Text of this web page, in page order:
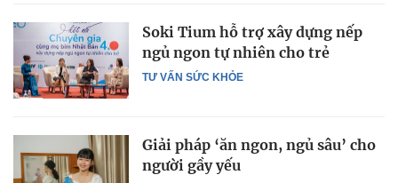
TƯ VẤN SỨC KHỎE
Soki Tium hỗ trợ xây dựng nếp
ngủ ngon tự nhiên cho trẻ
Giải pháp ‘ăn ngon, ngủ sâu’ cho
người gầy yếu